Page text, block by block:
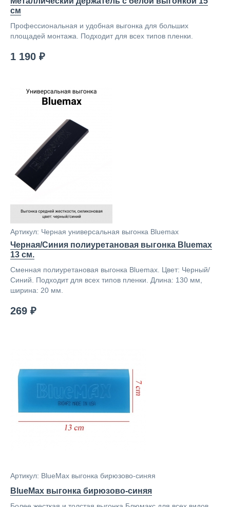
см
Профессиональная и удобная выгонка для больших
площадей монтажа. Подходит для всех типов пленки.
1 190 ₽
Артикул: Черная универсальная выгонка Bluemax
Черная/Синия полиуретановая выгонка Bluemax
13 см.
Сменная полиуретановая выгонка Bluemax. Цвет: Черный/
Синий. Подходит для всех типов пленки. Длина: 130 мм,
ширина: 20 мм.
269 ₽
Артикул: BlueMax выгонка бирюзово-синяя
BlueMax выгонка бирюзово-синяя